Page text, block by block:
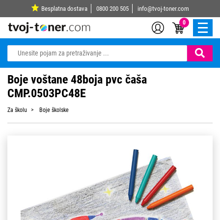
Besplatna dostava 0800 200 505 info@tvoj-toner.com
0
Boje voštane 48boja pvc čaša
CMP.0503PC48E
Za školu Boje školske